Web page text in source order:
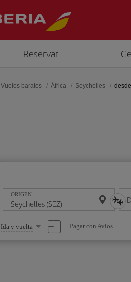
Reservar
Vuelos baratos África Seychelles
ORIGEN
Seleccione
una
opción
Ida y vuelta Pagar con Avios